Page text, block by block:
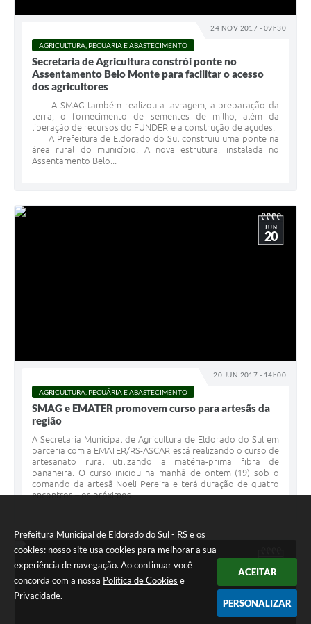
Prefeitura Municipal de Eldorado do Sul - RS e os
cookies: nosso site usa cookies para melhorar a sua
experiência de navegação. Ao continuar você
concorda com a nossa Política de Cookies e
Privacidade.
ACEITAR
PERSONALIZAR
24 NOV 2017 - 09h30
AGRICULTURA, PECUÁRIA E ABASTECIMENTO
Secretaria de Agricultura constrói ponte no
Assentamento Belo Monte para facilitar o acesso
dos agricultores
A SMAG também realizou a lavragem, a preparação da
terra, o fornecimento de sementes de milho, além da
liberação de recursos do FUNDER e a construção de açudes.
A Prefeitura de Eldorado do Sul construiu uma ponte na
área rural do município. A nova estrutura, instalada no
Assentamento Belo...
20 JUN 2017 - 14h00
JUN
20
AGRICULTURA, PECUÁRIA E ABASTECIMENTO
SMAG e EMATER promovem curso para artesãs da
região
A Secretaria Municipal de Agricultura de Eldorado do Sul em
parceria com a EMATER/RS-ASCAR está realizando o curso de
artesanato rural utilizando a matéria-prima fibra de
bananeira. O curso iniciou na manhã de ontem (19) sob o
comando da artesã Noeli Pereira e terá duração de quatro
encontros – os próximos...
12